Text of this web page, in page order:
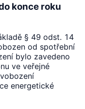
konce roku
§ 49 odst. 14
od spotřební
bylo zavedeno
ve veřejné
energetické